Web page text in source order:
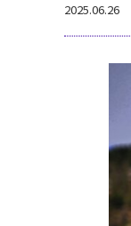
2025.06.26